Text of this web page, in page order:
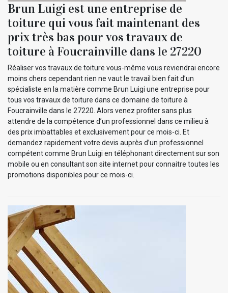
Brun Luigi est une entreprise de
toiture qui vous fait maintenant des
prix très bas pour vos travaux de
toiture à Foucrainville dans le 27220
Réaliser vos travaux de toiture vous-même vous reviendrai encore
moins chers cependant rien ne vaut le travail bien fait d’un
spécialiste en la matière comme Brun Luigi une entreprise pour
tous vos travaux de toiture dans ce domaine de toiture à
Foucrainville dans le 27220. Alors venez profiter sans plus
attendre de la compétence d’un professionnel dans ce milieu à
des prix imbattables et exclusivement pour ce mois-ci. Et
demandez rapidement votre devis auprès d’un professionnel
compétent comme Brun Luigi en téléphonant directement sur son
mobile ou en consultant son site internet pour connaitre toutes les
promotions disponibles pour ce mois-ci.